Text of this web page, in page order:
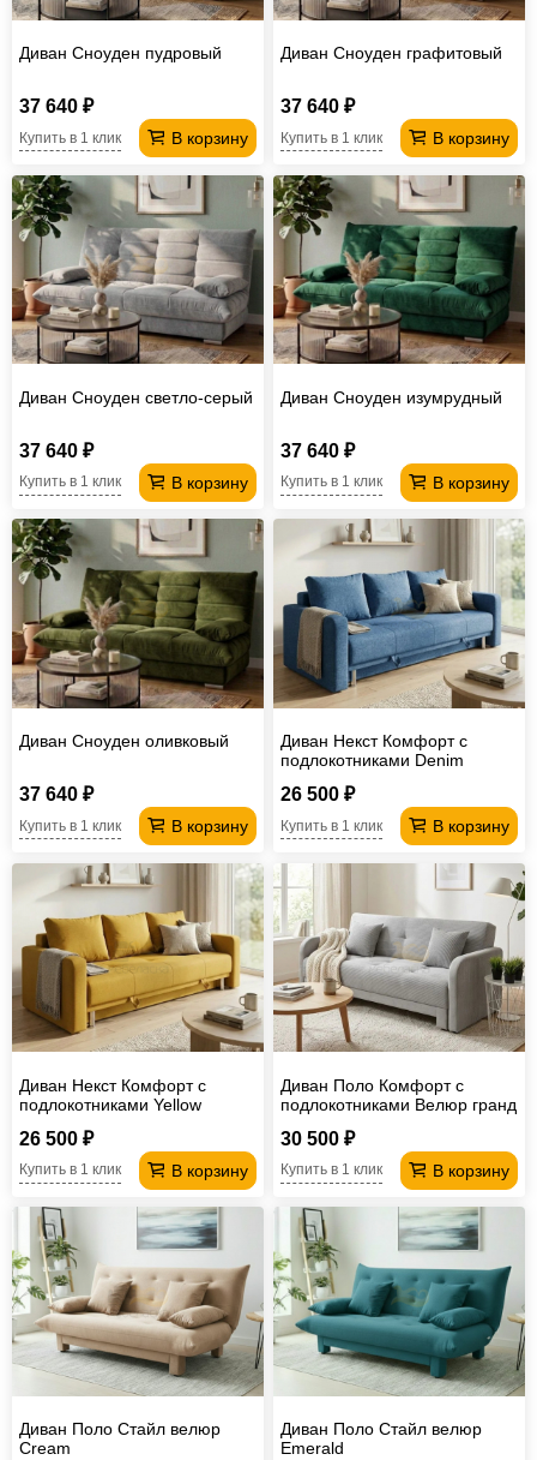
Диван Сноуден пудровый
37 640 ₽
В корзину
Купить в 1 клик
Диван Сноуден графитовый
37 640 ₽
В корзину
Купить в 1 клик
Диван Сноуден светло-серый
37 640 ₽
В корзину
Купить в 1 клик
Диван Сноуден изумрудный
37 640 ₽
В корзину
Купить в 1 клик
Диван Сноуден оливковый
37 640 ₽
В корзину
Купить в 1 клик
Диван Некст Комфорт с
подлокотниками Denim
26 500 ₽
В корзину
Купить в 1 клик
Диван Некст Комфорт с
подлокотниками Yellow
26 500 ₽
В корзину
Купить в 1 клик
Диван Поло Комфорт с
подлокотниками Велюр гранд
30 500 ₽
В корзину
Купить в 1 клик
Диван Поло Стайл велюр
Cream
Диван Поло Стайл велюр
Emerald